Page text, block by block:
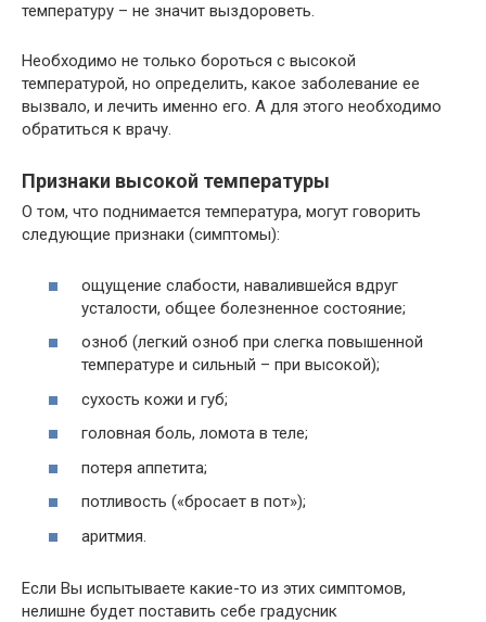
температуру – не значит выздороветь.
Необходимо не только бороться с высокой
температурой, но определить, какое заболевание ее
вызвало, и лечить именно его. А для этого необходимо
обратиться к врачу.
Признаки высокой температуры
О том, что поднимается температура, могут говорить
следующие признаки (симптомы):
ощущение слабости, навалившейся вдруг
усталости, общее болезненное состояние;
озноб (легкий озноб при слегка повышенной
температуре и сильный – при высокой);
сухость кожи и губ;
головная боль, ломота в теле;
потеря аппетита;
потливость («бросает в пот»);
аритмия.
Если Вы испытываете какие-то из этих симптомов,
нелишне будет поставить себе градусник